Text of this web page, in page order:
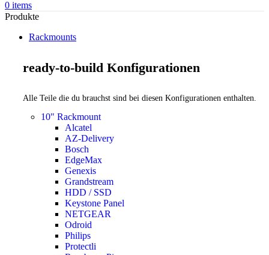
0 items
Produkte
Rackmounts
ready-to-build Konfigurationen
Alle Teile die du brauchst sind bei diesen Konfigurationen enthalten.
10" Rackmount
Alcatel
AZ-Delivery
Bosch
EdgeMax
Genexis
Grandstream
HDD / SSD
Keystone Panel
NETGEAR
Odroid
Philips
Protectli